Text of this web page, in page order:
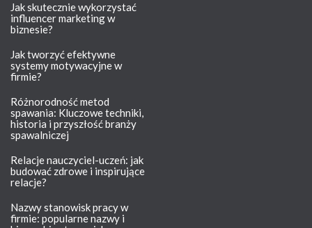
Jak skutecznie wykorzystać
influencer marketing w
biznesie?
Jak tworzyć efektywne
systemy motywacyjne w
firmie?
Różnorodność metod
spawania: Kluczowe techniki,
historia i przyszłość branży
spawalniczej
Relacje nauczyciel-uczeń: jak
budować zdrowe i inspirujące
relacje?
Nazwy stanowisk pracy w
firmie: popularne nazwy i